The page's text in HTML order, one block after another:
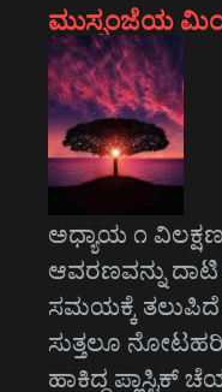
ಮುಸ್ಸಂಜೆಯ
ಅಧ್ಯಾಯ ೧
ಆವರಣವನ್ನು
ಸಮಯಕ್ಕೆ
ಸುತ್ತಲೂ
ಹಾಕಿದ್ದ ಪ್ಲಾಸ್ಟಿಕ್